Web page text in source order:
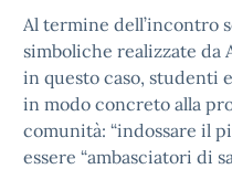
Al termine dell’incontro
simboliche realizzate da
in questo caso, studenti
in modo concreto alla
comunità: “indossare il
essere “ambasciatori di